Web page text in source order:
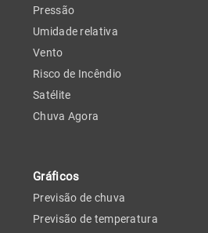
Pressão
Umidade relativa
Vento
Risco de Incêndio
Satélite
Chuva Agora
Gráficos
Previsão de chuva
Previsão de temperatura